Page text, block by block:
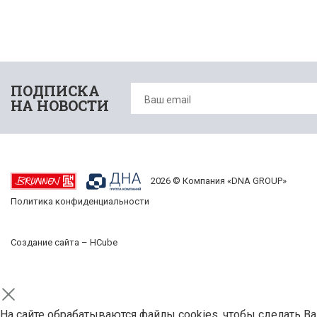
ПОДПИСКА
НА НОВОСТИ
2026 © Компания «DNA GROUP»
Политика конфиденциальности
Создание сайта – HCube